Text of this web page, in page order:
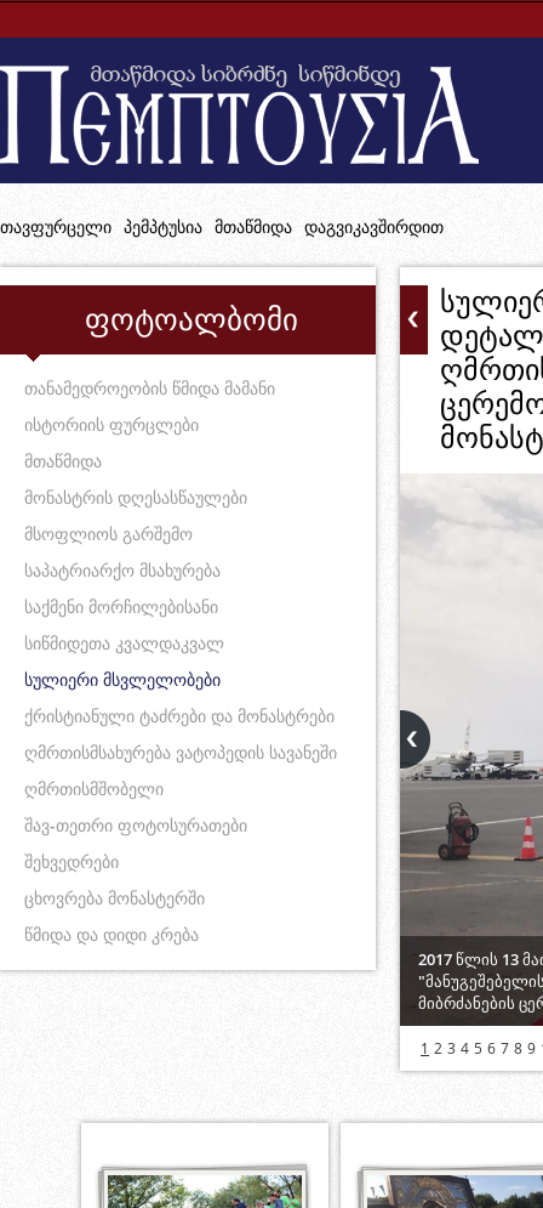
თავფურცელი პემპტუსია მთაწმიდა დაგვიკავშირდით
ფოტოალბომი
თანამედროეობის წმიდა მამანი
ისტორიის ფურცლები
მთაწმიდა
მონასტრის დღესასწაულები
მსოფლიოს გარშემო
საპატრიარქო მსახურება
საქმენი მორჩილებისანი
სიწმიდეთა კვალდაკვალ
სულიერი მსვლელობები
ქრისტიანული ტაძრები და მონასტრები
ღმრთისმსახურება ვატოპედის სავანეში
ღმრთისმშობელი
შავ-თეთრი ფოტოსურათები
შეხვედრები
ცხოვრება მონასტერში
წმიდა და დიდი კრება
2017 წლის 13
მიბრძანების
1 2 3 4 5 6 7 8 9